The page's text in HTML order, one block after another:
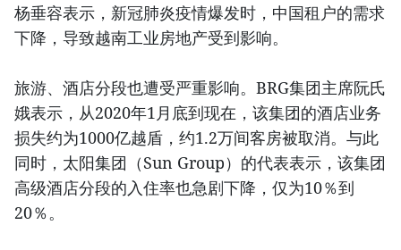
杨垂容表示，新冠肺炎疫情爆发时，中国租户的需求
下降，导致越南工业房地产受到影响。
旅游、酒店分段也遭受严重影响。BRG集团主席阮氏
娥表示，从2020年1月底到现在，该集团的酒店业务
损失约为1000亿越盾，约1.2万间客房被取消。与此
同时，太阳集团（Sun Group）的代表表示，该集团
高级酒店分段的入住率也急剧下降，仅为10％到
20％。